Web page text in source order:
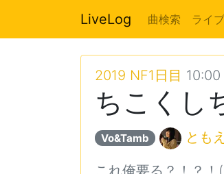
LiveLog 曲検索 ライブ
2019 NF1日目 10:00
ちこくし
Vo&Tamb ともえ
これ俺要る？！？！